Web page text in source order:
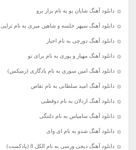
دانلود آهنگ شایان یو به نام بزار برو
دانلود آهنگ سپهر خلسه و شاهین میری به نام تراپی
دانلود آهنگ دورچی به نام اجبار
دانلود آهنگ مهیار و پوری به نام برای تو
دانلود آهنگ امین سوری به نام یادگاری (رمیکس)
دانلود آهنگ امید سلطانی به نام تقاص
دانلود آهنگ اردلان به نام دوقطبی
دانلود آهنگ سامیاس به نام دلتنگی
دانلود آهنگ شدو به نام ای وای
دانلود آهنگ دیجی ورسی به نام الکل 8 (پادکست)